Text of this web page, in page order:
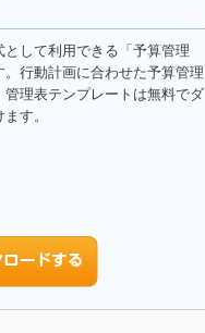
して利用できる「予算管理
行動計画に合わせた予算管理
理表テンプレートは無料でダ
す。